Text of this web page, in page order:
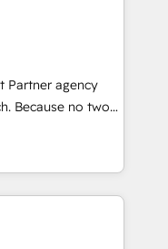
customer to
and development
set you up for
your teams
that generate
Partner agency
Because no two
offer a
Services include
CRM
level
Support Hub,
strategy,